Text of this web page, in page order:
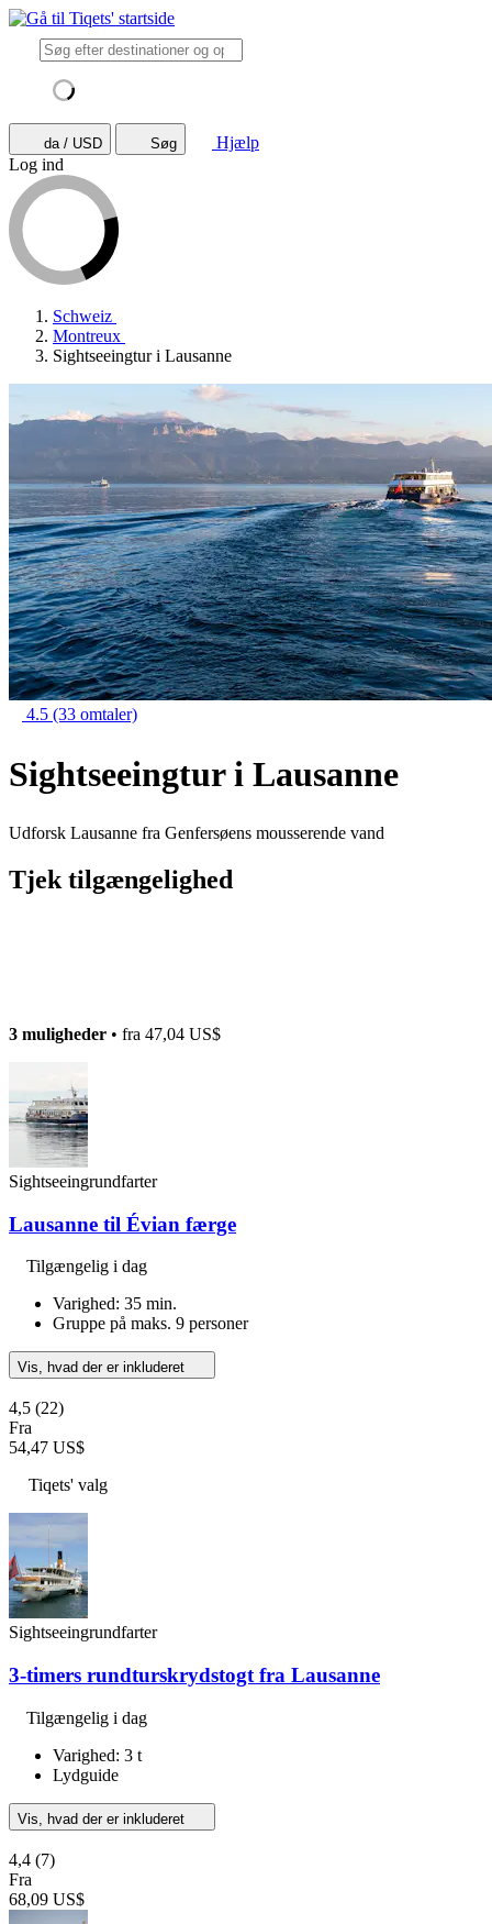
da / USD Søg
Hjælp
Log ind
Schweiz
Montreux
Sightseeingtur i Lausanne
4.5 (33 omtaler)
Sightseeingtur i Lausanne
Udforsk Lausanne fra Genfersøens mousserende vand
Tjek tilgængelighed
3 muligheder • fra 47,04 US$
Sightseeingrundfarter
Lausanne til Évian færge
Tilgængelig i dag
Varighed: 35 min.
Gruppe på maks. 9 personer
Vis, hvad der er inkluderet
4,5 (22)
Fra
54,47 US$
Tiqets' valg
Sightseeingrundfarter
3-timers rundturskrydstogt fra Lausanne
Tilgængelig i dag
Varighed: 3 t
Lydguide
Vis, hvad der er inkluderet
4,4 (7)
Fra
68,09 US$